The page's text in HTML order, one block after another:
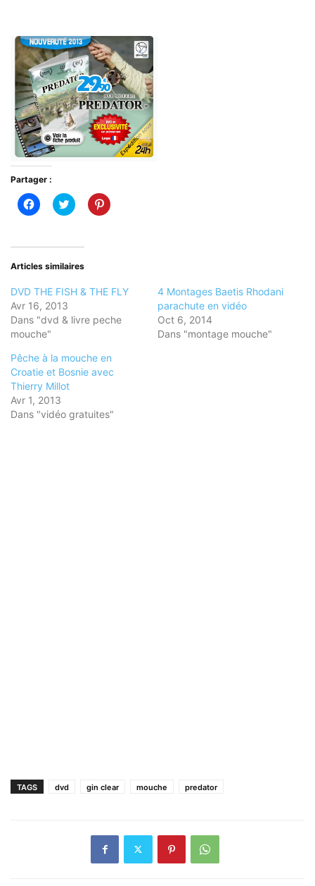
Partager :
Cliquez
pour
dans
nouvelle
Cliquez
pour
dans
nouvelle
Cliquez
pour
Articles similaires
DVD THE FISH & THE FLY
Avr 16, 2013
Dans "dvd & livre peche
mouche"
4 Montages Baetis Rhodani
parachute en vidéo
Oct 6, 2014
Dans "montage mouche"
Pêche à la mouche en
Croatie et Bosnie avec
Thierry Millot
Avr 1, 2013
Dans "vidéo gratuites"
TAGS dvd gin clear mouche predator